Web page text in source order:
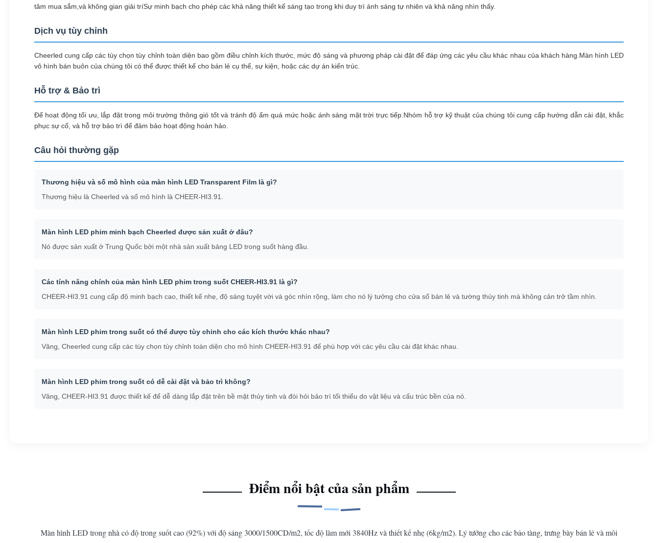
tâm mua sắm,và không gian giải tríSự minh bạch cho phép các khả năng thiết kế sáng tạo trong khi duy trì ánh sáng tự nhiên và khả năng nhìn thấy.
Dịch vụ tùy chỉnh
Cheerled cung cấp các tùy chọn tùy chỉnh toàn diện bao gồm điều chỉnh kích thước, mức độ sáng và phương pháp cài đặt để đáp ứng các yêu cầu khác nhau của khách hàng.Màn hình LED
vô hình bán buôn của chúng tôi có thể được thiết kế cho bán lẻ cụ thể, sự kiện, hoặc các dự án kiến trúc.
Hỗ trợ & Bảo trì
Để hoạt động tối ưu, lắp đặt trong môi trường thông gió tốt và tránh độ ẩm quá mức hoặc ánh sáng mặt trời trực tiếp.Nhóm hỗ trợ kỹ thuật của chúng tôi cung cấp hướng dẫn cài đặt, khắc
phục sự cố, và hỗ trợ bảo trì để đảm bảo hoạt động hoàn hảo.
Câu hỏi thường gặp
Thương hiệu và số mô hình của màn hình LED Transparent Film là gì?
Thương hiệu là Cheerled và số mô hình là CHEER-HI3.91.
Màn hình LED phim minh bạch Cheerled được sản xuất ở đâu?
Nó được sản xuất ở Trung Quốc bởi một nhà sản xuất bảng LED trong suốt hàng đầu.
Các tính năng chính của màn hình LED phim trong suốt CHEER-HI3.91 là gì?
CHEER-HI3.91 cung cấp độ minh bạch cao, thiết kế nhẹ, độ sáng tuyệt vời và góc nhìn rộng, làm cho nó lý tưởng cho cửa sổ bán lẻ và tường thủy tinh mà không cản trở tầm nhìn.
Màn hình LED phim trong suốt có thể được tùy chỉnh cho các kích thước khác nhau?
Vâng, Cheerled cung cấp các tùy chọn tùy chỉnh toàn diện cho mô hình CHEER-HI3.91 để phù hợp với các yêu cầu cài đặt khác nhau.
Màn hình LED phim trong suốt có dễ cài đặt và bảo trì không?
Vâng, CHEER-HI3.91 được thiết kế để dễ dàng lắp đặt trên bề mặt thủy tinh và đòi hỏi bảo trì tối thiểu do vật liệu và cấu trúc bền của nó.
Điểm nổi bật của sản phẩm
Màn hình LED trong nhà có độ trong suốt cao (92%) với độ sáng 3000/1500CD/m2, tốc độ làm mới 3840Hz và thiết kế nhẹ (6kg/m2). Lý tưởng cho các bảo tàng, trưng bày bán lẻ và môi